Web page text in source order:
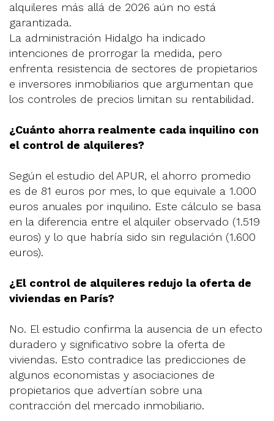
alquileres más allá de 2026 aún no está
garantizada.
La administración Hidalgo ha indicado
intenciones de prorrogar la medida, pero
enfrenta resistencia de sectores de propietarios
e inversores inmobiliarios que argumentan que
los controles de precios limitan su rentabilidad.
¿Cuánto ahorra realmente cada inquilino con
el control de alquileres?
Según el estudio del APUR, el ahorro promedio
es de 81 euros por mes, lo que equivale a 1.000
euros anuales por inquilino. Este cálculo se basa
en la diferencia entre el alquiler observado (1.519
euros) y lo que habría sido sin regulación (1.600
euros).
¿El control de alquileres redujo la oferta de
viviendas en París?
No. El estudio confirma la ausencia de un efecto
duradero y significativo sobre la oferta de
viviendas. Esto contradice las predicciones de
algunos economistas y asociaciones de
propietarios que advertían sobre una
contracción del mercado inmobiliario.